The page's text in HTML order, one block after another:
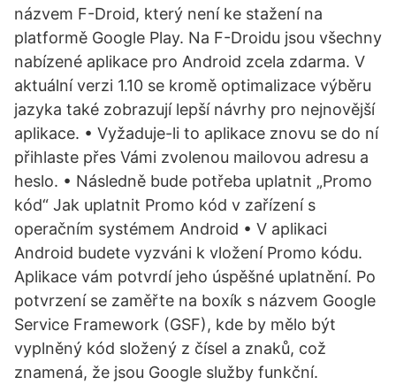
názvem F-Droid, který není ke stažení na
platformě Google Play. Na F-Droidu jsou všechny
nabízené aplikace pro Android zcela zdarma. V
aktuální verzi 1.10 se kromě optimalizace výběru
jazyka také zobrazují lepší návrhy pro nejnovější
aplikace. • Vyžaduje-li to aplikace znovu se do ní
přihlaste přes Vámi zvolenou mailovou adresu a
heslo. • Následně bude potřeba uplatnit „Promo
kód“ Jak uplatnit Promo kód v zařízení s
operačním systémem Android • V aplikaci
Android budete vyzváni k vložení Promo kódu.
Aplikace vám potvrdí jeho úspěšné uplatnění. Po
potvrzení se zaměřte na boxík s názvem Google
Service Framework (GSF), kde by mělo být
vyplněný kód složený z čísel a znaků, což
znamená, že jsou Google služby funkční.